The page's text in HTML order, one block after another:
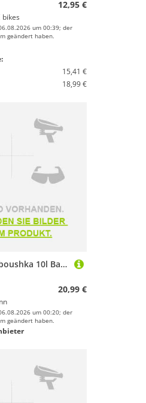
12,95 €
bikes
um 00:39; der
geändert haben.
15,41 €
18,99 €
Basil Jasmin Baboushka 10l Basket Rosa
20,99 €
um 00:20; der
geändert haben.